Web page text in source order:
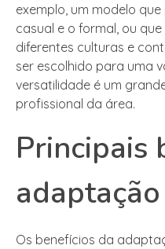
exemplo, um modelo
casual e o formal, ou
diferentes culturas e
ser escolhido para uma
versatilidade é um
profissional da área.
Principais
Os benefícios da